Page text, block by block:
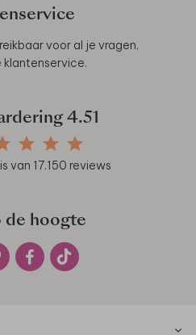
voor al je vragen,
klantenservice.
4.51
van 17.150 reviews
de hoogte